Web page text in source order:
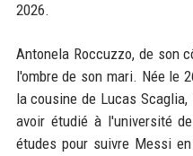
2026.
Antonela Roccuzzo, de son
l'ombre de son mari. Née le
la cousine de Lucas
avoir étudié à l'université
études pour suivre Messi